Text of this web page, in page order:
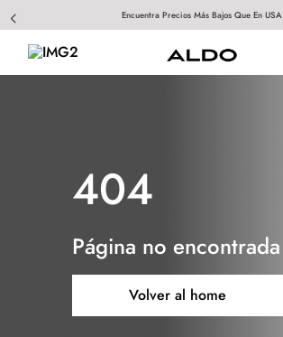
Encuentra Precios Más Bajos Que En USA
404
Página no encontrada
Volver al home